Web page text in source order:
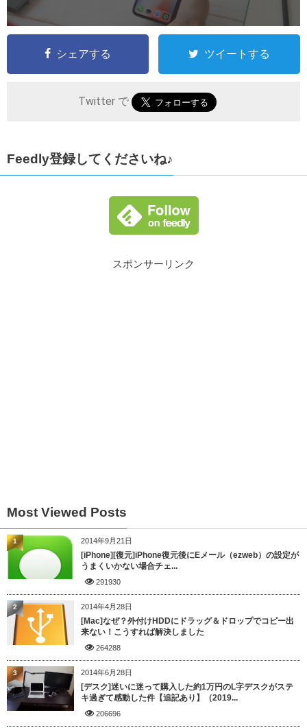
シェアする ツイートする
Twitter で
Feedly登録してくださいね♪
スポンサーリンク
Most Viewed Posts
2014年9月21日
[iPhone][復元]iPhone復元後にEメール（ezweb）の設定が
うまくいかない場合チェ...
291930
1
2014年4月28日
[Mac]なぜ？外付けHDDにドラッグ＆ドロップでコピー出
来ない！こうすれば解決しました
264288
2
2014年6月28日
[デスク]迷いに迷って購入した約1万円のL字デスクがステ
キ過ぎて感動した件【追記あり】（2019...
206696
3